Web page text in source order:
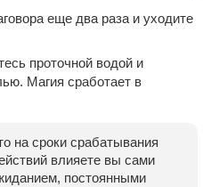
еще два раза и уходите
проточной водой и
Магия сработает в
на сроки срабатывания
влияете вы сами
постоянными